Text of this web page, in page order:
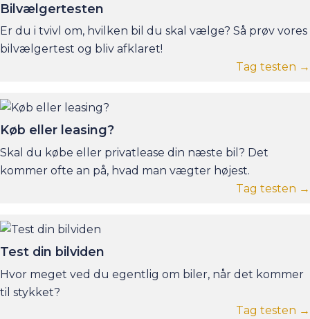
Bilvælgertesten
Er du i tvivl om, hvilken bil du skal vælge? Så prøv vores
bilvælgertest og bliv afklaret!
Tag testen →
Køb eller leasing?
Skal du købe eller privatlease din næste bil? Det
kommer ofte an på, hvad man vægter højest.
Tag testen →
Test din bilviden
Hvor meget ved du egentlig om biler, når det kommer
til stykket?
Tag testen →